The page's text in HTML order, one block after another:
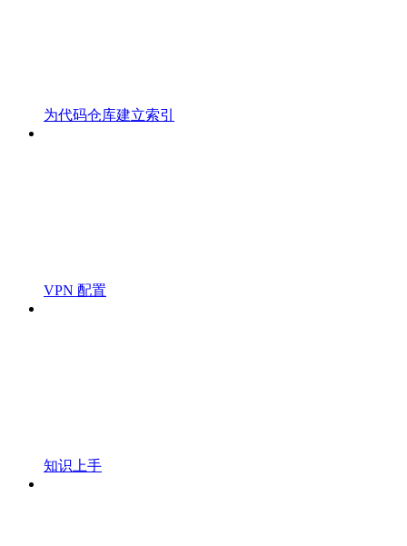
为代码仓库建立索引
VPN 配置
知识上手